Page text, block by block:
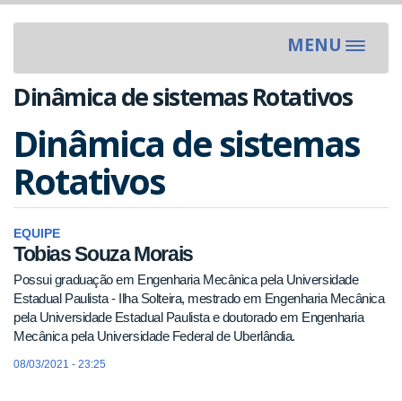
MENU
Toggle
Dinâmica de sistemas Rotativos
Dinâmica de sistemas
Rotativos
EQUIPE
Tobias Souza Morais
Possui graduação em Engenharia Mecânica pela Universidade
Estadual Paulista - Ilha Solteira, mestrado em Engenharia Mecânica
pela Universidade Estadual Paulista e doutorado em Engenharia
Mecânica pela Universidade Federal de Uberlândia.
08/03/2021 - 23:25